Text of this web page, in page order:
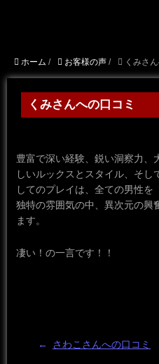
ホーム / お客様の声 / くみさ
くみさんへの口コミ
豊富で深い経験、鋭い洞察力、
しいルックスとスタイル、そし
してのプレイは、全ての男性を
独特の雰囲気の中、異次元の興
ます。
凄い！の一言です！！
← さわこさんへの口コミ